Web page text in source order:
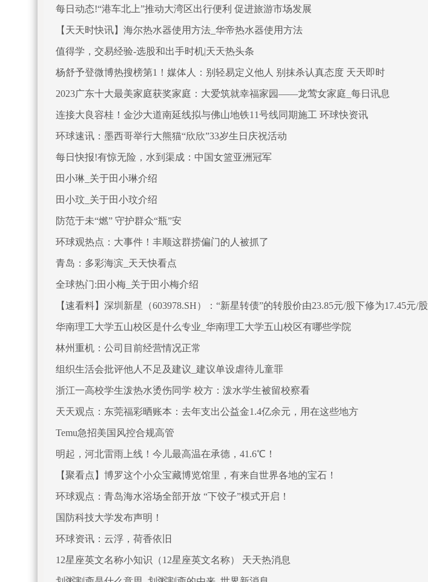
每日动态!“港车北上”推动大湾区出行便利 促进旅游市场发展
【天天时快讯】海尔热水器使用方法_华帝热水器使用方法
值得学，交易经验-选股和出手时机|天天热头条
杨舒予登微博热搜榜第1！媒体人：别轻易定义他人 别抹杀认真态度 天天即时
2023广东十大最美家庭获奖家庭：大爱筑就幸福家园——龙莺女家庭_每日讯息
连接大良容桂！金沙大道南延线拟与佛山地铁11号线同期施工 环球快资讯
环球速讯：墨西哥举行大熊猫“欣欣”33岁生日庆祝活动
每日快报!有惊无险，水到渠成：中国女篮亚洲冠军
田小琳_关于田小琳介绍
田小玟_关于田小玟介绍
防范于未“燃” 守护群众“瓶”安
环球观热点：大事件！丰顺这群捞偏门的人被抓了
青岛：多彩海滨_天天快看点
全球热门:田小梅_关于田小梅介绍
【速看料】深圳新星（603978.SH）：“新星转债”的转股价由23.85元/股下修为17.45元/股
华南理工大学五山校区是什么专业_华南理工大学五山校区有哪些学院
林州重机：公司目前经营情况正常
组织生活会批评他人不足及建议_建议单设虐待儿童罪
浙江一高校学生泼热水烫伤同学 校方：泼水学生被留校察看
天天观点：东莞福彩晒账本：去年支出公益金1.4亿余元，用在这些地方
Temu急招美国风控合规高管
明起，河北雷雨上线！今儿最高温在承德，41.6℃！
【聚看点】博罗这个小众宝藏博览馆里，有来自世界各地的宝石！
环球观点：青岛海水浴场全部开放 “下饺子”模式开启！
国防科技大学发布声明！
环球资讯：云浮，荷香依旧
12星座英文名称小知识（12星座英文名称） 天天热消息